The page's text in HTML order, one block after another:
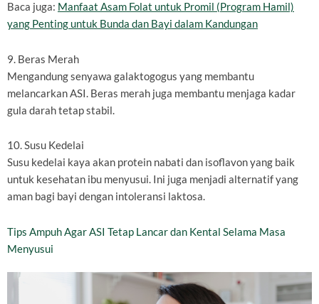
Baca juga: Manfaat Asam Folat untuk Promil (Program Hamil)
yang Penting untuk Bunda dan Bayi dalam Kandungan
9. Beras Merah
Mengandung senyawa galaktogogus yang membantu
melancarkan ASI. Beras merah juga membantu menjaga kadar
gula darah tetap stabil.
10. Susu Kedelai
Susu kedelai kaya akan protein nabati dan isoflavon yang baik
untuk kesehatan ibu menyusui. Ini juga menjadi alternatif yang
aman bagi bayi dengan intoleransi laktosa.
Tips Ampuh Agar ASI Tetap Lancar dan Kental Selama Masa
Menyusui